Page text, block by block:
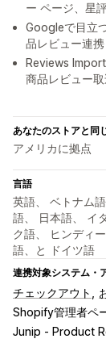
ー ページ、星
Googleで目立
品レビュー連携
Reviews
商品レビュー取
あなたのストアと同
アメリカに拠点
言語
英語、 ベトナム
語、 日本語、 イ
ク語、 ヒンディ
語、と ドイツ語
連携対象システム・
チェックアウト
Shopify管理者ペ
Junip ‑ Product